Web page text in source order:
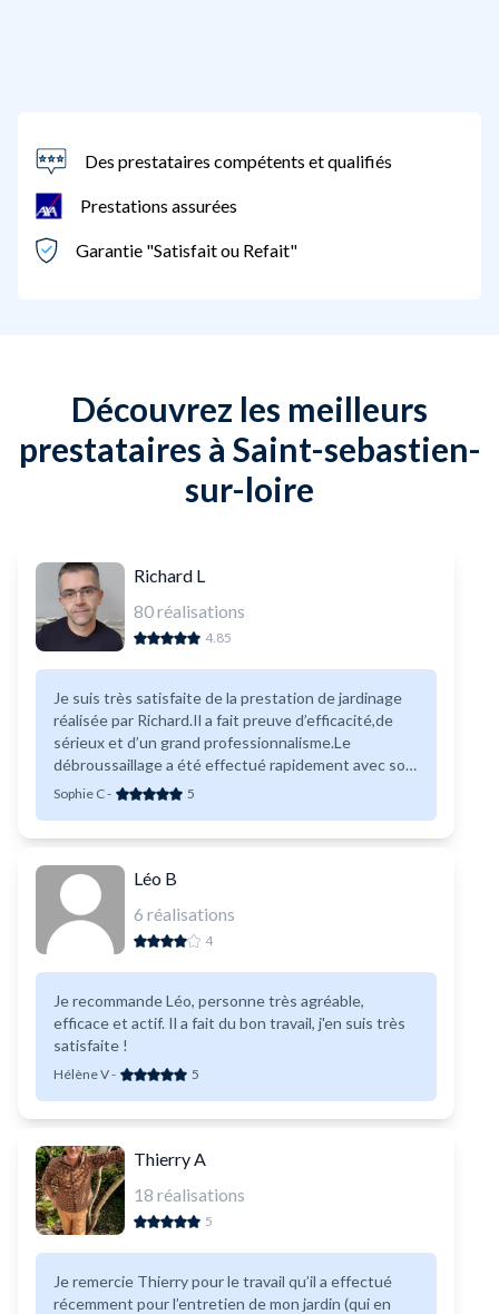
Des prestataires compétents et qualifiés
Prestations assurées
Garantie "Satisfait ou Refait"
Découvrez les meilleurs
prestataires à Saint-sebastien-
sur-loire
Richard L
80réalisations
4.85
Je suis très satisfaite de la prestation de jardinage
réalisée par Richard.Il a fait preuve d’efficacité,de
sérieux et d’un grand professionnalisme.Le
débroussaillage a été effectué rapidement avec soin
au delà de mes attentes.C’est une personne de
Sophie C- 5
Léo B
6 réalisations
4
Je recommande Léo, personne très agréable,
efficace et actif. Il a fait du bon travail, j'en suis très
satisfaite !
Hélène V- 5
Thierry A
18 réalisations
5
Je remercie Thierry pour le travail qu’il a effectué
récemment pour l’entretien de mon jardin (qui en